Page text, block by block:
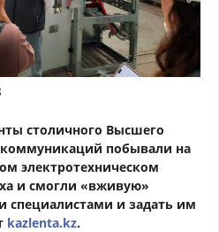
столичного Высшего
коммуникаций побывали на
электротехническом
и смогли «вживую»
специалистами и задать им
kazlenta.kz.